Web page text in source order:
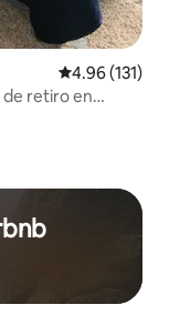
Calificación
4.96 (131)
retiro en